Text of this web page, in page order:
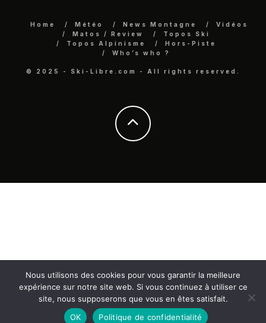
Home Météo News Montagne
Vidéos
Matos / Review
Topos Ski
Topos Alpinisme
Hors-Piste
Who’s who ?
© 2025 - Ski-Libre.com - All rights reserved.
Nous utilisons des cookies pour vous garantir la meilleure
expérience sur notre site web. Si vous continuez à utiliser ce
site, nous supposerons que vous en êtes satisfait.
OK
Politique de confidentialité